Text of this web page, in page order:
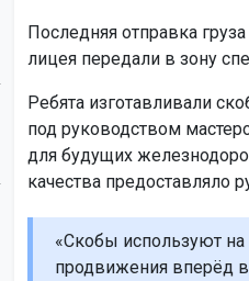
Последняя отправка
лицея передали в зону
Ребята изготавливали
под руководством
для будущих
качества предоставляло
«Скобы используют
продвижения вперёд